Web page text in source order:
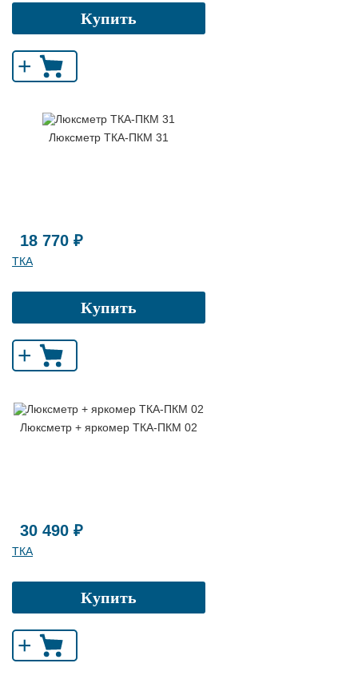
Купить
+
Люксметр ТКА-ПКМ 31
18 770 ₽
ТКА
Купить
+
Люксметр + яркомер ТКА-ПКМ 02
30 490 ₽
ТКА
Купить
+